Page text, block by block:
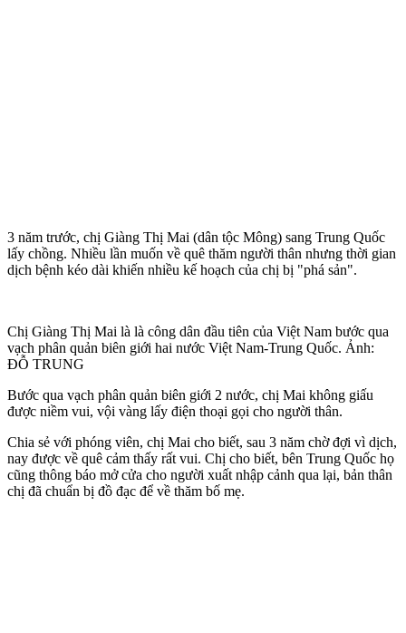
3 năm trước, chị Giàng Thị Mai (dân tộc Mông) sang Trung Quốc
lấy chồng. Nhiều lần muốn về quê thăm người thân nhưng thời gian
dịch bệnh kéo dài khiến nhiều kế hoạch của chị bị "phá sản".
Chị Giàng Thị Mai là là công dân đầu tiên của Việt Nam bước qua
vạch phân quản biên giới hai nước Việt Nam-Trung Quốc. Ảnh:
ĐỖ TRUNG
Bước qua vạch phân quản biên giới 2 nước, chị Mai không giấu
được niềm vui, vội vàng lấy điện thoại gọi cho người thân.
Chia sẻ với phóng viên, chị Mai cho biết, sau 3 năm chờ đợi vì dịch,
nay được về quê cảm thấy rất vui. Chị cho biết, bên Trung Quốc họ
cũng thông báo mở cửa cho người xuất nhập cảnh qua lại, bản thân
chị đã chuẩn bị đồ đạc để về thăm bố mẹ.